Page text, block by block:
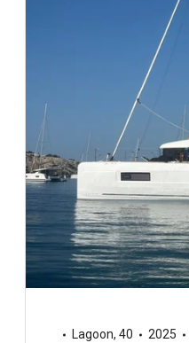
Lagoon, 40 2025